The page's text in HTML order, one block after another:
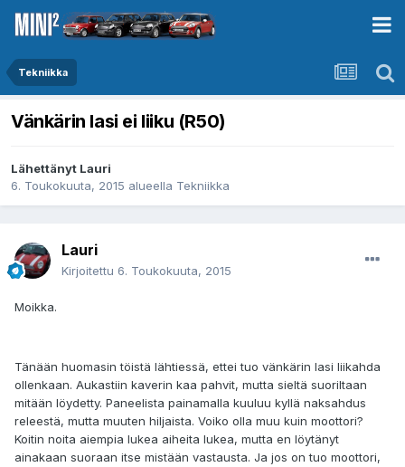
Tekniikka
Vänkärin lasi ei liiku (R50)
Lähettänyt Lauri
6. Toukokuuta, 2015 alueella Tekniikka
Lauri
Kirjoitettu 6. Toukokuuta, 2015
Moikka.
Tänään huomasin töistä lähtiessä, ettei tuo vänkärin lasi liikahda
ollenkaan. Aukastiin kaverin kaa pahvit, mutta sieltä suoriltaan
mitään löydetty. Paneelista painamalla kuuluu kyllä naksahdus
releestä, mutta muuten hiljaista. Voiko olla muu kuin moottori?
Koitin noita aiempia lukea aiheita lukea, mutta en löytänyt
ainakaan suoraan itse mistään vastausta. Ja jos on tuo moottori,